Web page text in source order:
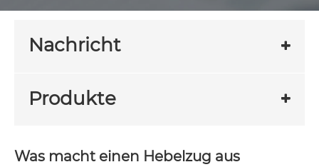
Nachricht
Produkte
Was macht einen Hebelzug aus